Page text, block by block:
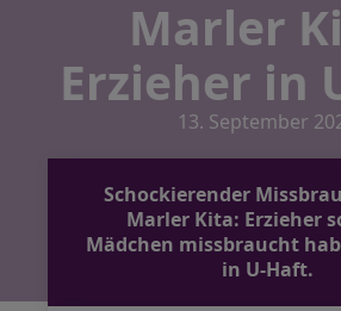
Marler
Erzieher in
13. September
Schockierender
Marler Kita: Erzieher
Mädchen missbraucht
in U-Haft.